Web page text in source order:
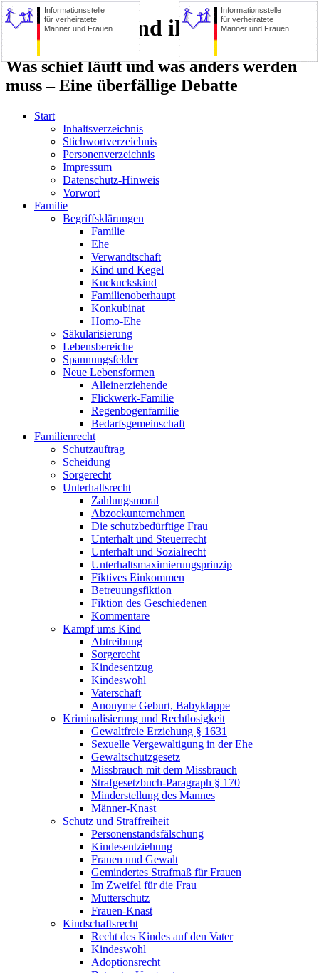
Informationsstelle
für verheiratete
Männer und Frauen
Die Familie und ihre Zerstörer
Was schief läuft und was anders werden
muss – Eine überfällige Debatte
Informationsstelle
für verheiratete
Männer und Frauen
Start
Inhaltsverzeichnis
Stichwortverzeichnis
Personenverzeichnis
Impressum
Datenschutz-Hinweis
Vorwort
Familie
Begriffsklärungen
Familie
Ehe
Verwandtschaft
Kind und Kegel
Kuckuckskind
Familienoberhaupt
Konkubinat
Homo-Ehe
Säkularisierung
Lebensbereiche
Spannungsfelder
Neue Lebensformen
Alleinerziehende
Flickwerk-Familie
Regenbogenfamilie
Bedarfsgemeinschaft
Familienrecht
Schutzauftrag
Scheidung
Sorgerecht
Unterhaltsrecht
Zahlungsmoral
Abzockunternehmen
Die schutzbedürftige Frau
Unterhalt und Steuerrecht
Unterhalt und Sozialrecht
Unterhaltsmaximierungsprinzip
Fiktives Einkommen
Betreuungsfiktion
Fiktion des Geschiedenen
Kommentare
Kampf ums Kind
Abtreibung
Sorgerecht
Kindesentzug
Kindeswohl
Vaterschaft
Anonyme Geburt, Babyklappe
Kriminalisierung und Rechtlosigkeit
Gewaltfreie Erziehung § 1631
Sexuelle Vergewaltigung in der Ehe
Gewaltschutzgesetz
Missbrauch mit dem Missbrauch
Strafgesetzbuch-Paragraph § 170
Minderstellung des Mannes
Männer-Knast
Schutz und Straffreiheit
Personenstandsfälschung
Kindesentziehung
Frauen und Gewalt
Gemindertes Strafmaß für Frauen
Im Zweifel für die Frau
Mutterschutz
Frauen-Knast
Kindschaftsrecht
Recht des Kindes auf den Vater
Kindeswohl
Adoptionsrecht